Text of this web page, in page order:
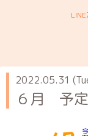
2022.05.31
６月 予